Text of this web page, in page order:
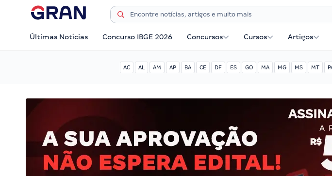
Últimas Notícias Concurso IBGE 2026 Concursos Cursos Artigos
AC AL AM AP BA CE DF ES GO MA MG MS MT